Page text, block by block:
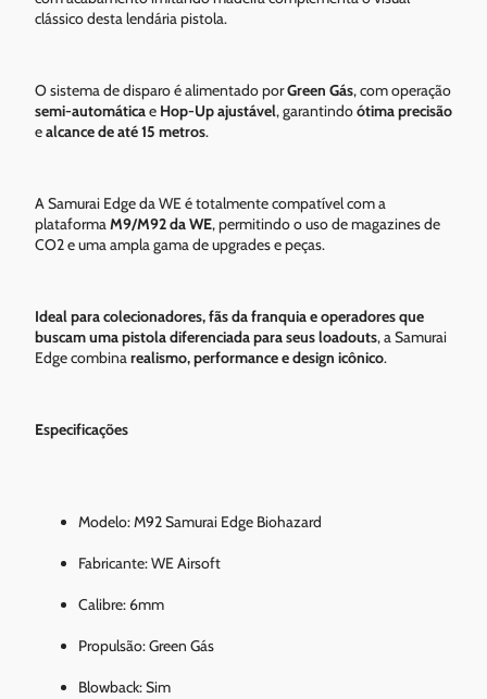
clássico desta lendária pistola.
O sistema de disparo é alimentado porGreen Gás, com operação
semi-automáticae Hop-Up ajustável, garantindoótima precisão
ealcance de até 15 metros.
A Samurai Edge da WE é totalmente compatível com a
plataformaM9/M92 da WE, permitindo o uso de magazines de
CO2 e uma ampla gama de upgrades e peças.
Ideal para colecionadores, fãs da franquia e operadores que
buscam uma pistola diferenciada para seus loadouts, a Samurai
Edge combinarealismo, performance e design icônico.
Especificações
Modelo: M92 Samurai Edge Biohazard
Fabricante: WE Airsoft
Calibre: 6mm
Propulsão: Green Gás
Blowback: Sim